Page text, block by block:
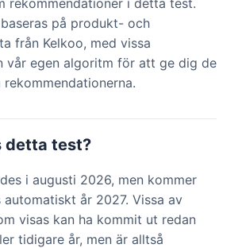
rekommendationer i detta test.
på produkt- och
från Kelkoo, med vissa
vår egen algoritm för att ge dig de
detta test?
i augusti 2026, men kommer
år 2027. Vissa av
visas kan ha kommit ut redan
tidigare år, men är alltså